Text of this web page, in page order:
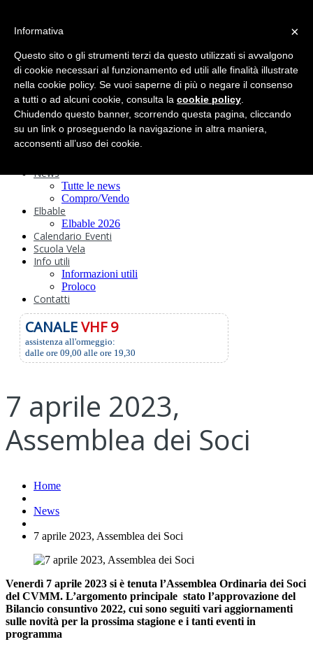
Circolo
Statuto e
Regolamenti
Storia
Ormeggi
Sede e Servizi
Attività
Safeguarding
News
Tutte le news
Compro/Vendo
Elbable
Elbable 2026
Calendario Eventi
Scuola Vela
Info utili
Informazioni utili
Proloco
Contatti
CANALEVHF 9
assistenza all'ormeggio:
dalle ore 09,00 alle ore 19,30
7 aprile 2023,
Assemblea dei Soci
Home
News
7 aprile 2023, Assemblea dei Soci
Venerdì 7 aprile 2023 si è tenuta l’Assemblea Ordinaria dei Soci
del CVMM. L’argomento principale stato l’approvazione del
Bilancio consuntivo 2022, cui sono seguiti vari aggiornamenti
sulle novità per la prossima stagione e i tanti eventi in
programma
×
Informativa
Questo sito o gli strumenti terzi da questo utilizzati si avvalgono
di cookie necessari al funzionamento ed utili alle finalità illustrate
nella cookie policy. Se vuoi saperne di più o negare il consenso
a tutti o ad alcuni cookie, consulta la cookie policy
Chiudendo questo banner, scorrendo questa pagina, cliccando
su un link o proseguendo la navigazione in altra maniera,
acconsenti all’uso dei cookie.